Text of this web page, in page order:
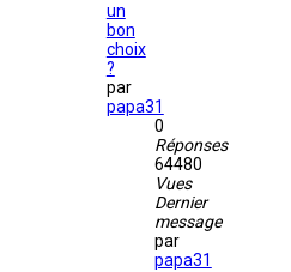
un
bon
choix
?
par
papa31
0
Réponses
64480
Vues
Dernier
message
par
papa31